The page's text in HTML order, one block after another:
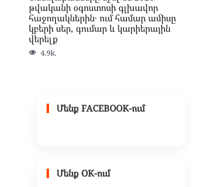
թվականի օգոստոսի գլխավոր
հաջողակներին․ ում համար ամիսը
կբերի սեր, գումար և կարիերային
վերելք
4.9k.
Մենք FACEBOOK-ում
Մենք OK-ում